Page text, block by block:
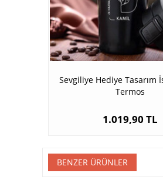
Sevgiliye Hediye Tasarım
Termos
1.019,90 TL
BENZER ÜRÜNLER